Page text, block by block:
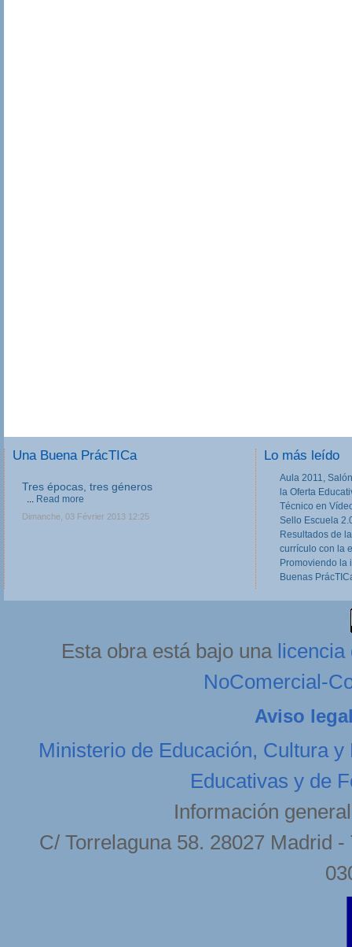
Una Buena PrácTICa
Tres épocas, tres géneros
... Read more
Dimanche, 03 Février 2013 12:25
Lo más leído
Aula 2011,
la Oferta
Técnico en
Sello Escuela
Resultados de
currículo con la
Promoviendo la
Buenas
Esta obra está bajo una licencia
NoComercial-
Aviso
Ministerio de Educación, Cultura y
Educativas y de
Información
C/ Torrelaguna 58. 28027 Madrid